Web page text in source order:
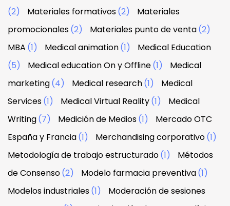
(2)
Materiales formativos(2)
Materiales
promocionales(2) Materiales punto de venta(2)
MBA (1) Medical animation(1)
Medical Education
(5)
Medical education On y Offline(1)
Medical
marketing(4) Medical research(1)
Medical
Services(1) Medical Virtual Reality(1)
Medical
Writing(7) Medición de Medios(1)
Mercado OTC
España y Francia(1) Merchandising corporativo(1)
Metodología de trabajo estructurado(1)
Métodos
de Consenso(2) Modelo farmacia preventiva(1)
Modelos industriales(1)
Moderación de sesiones